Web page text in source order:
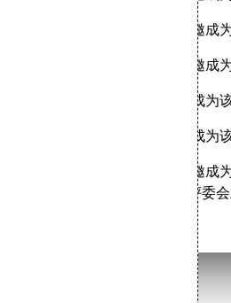
1998年：大陆导演陈凯歌获邀成
2001年：台湾导演杨德昌获邀成
2003年：大陆导演姜文获邀成为
2004年：香港导演徐克获邀成为
2005年：香港导演吴宇森获邀成
导演杨德昌担任短片单元的评委会